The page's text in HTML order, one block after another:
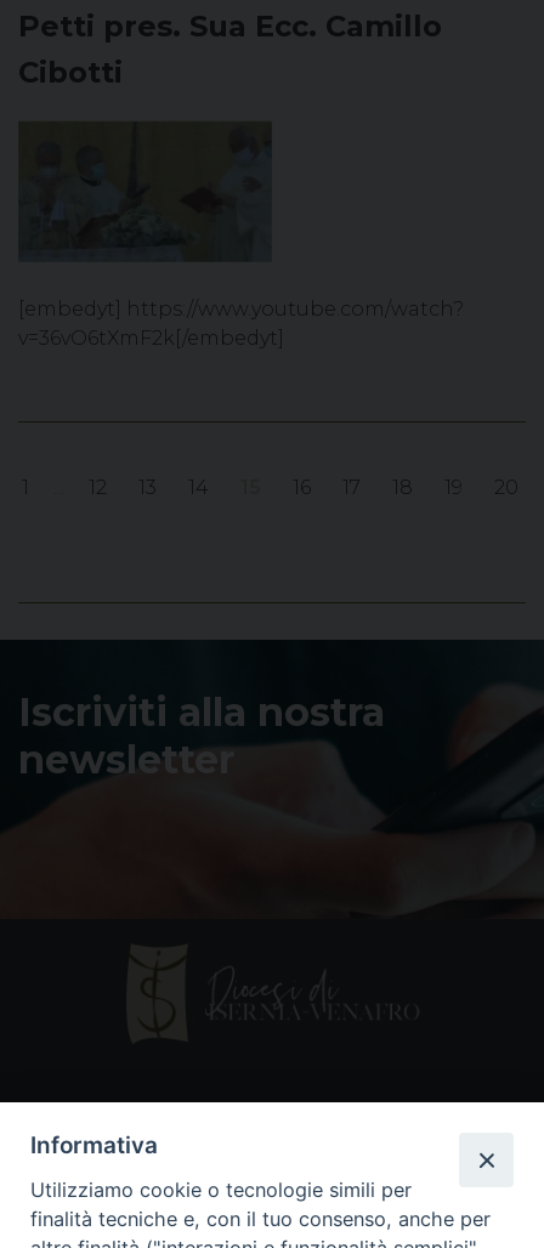
Petti pres. Sua Ecc. Camillo
Cibotti
[embedyt] https://www.youtube.com/watch?
v=36vO6tXmF2k[/embedyt]
1 12 13 14 16 17 18 19 20
Iscriviti alla nostra
newsletter
86170 Isernia
086550849
Informativa
Utilizziamo cookie o tecnologie simili per
finalità tecniche e, con il tuo consenso, anche per